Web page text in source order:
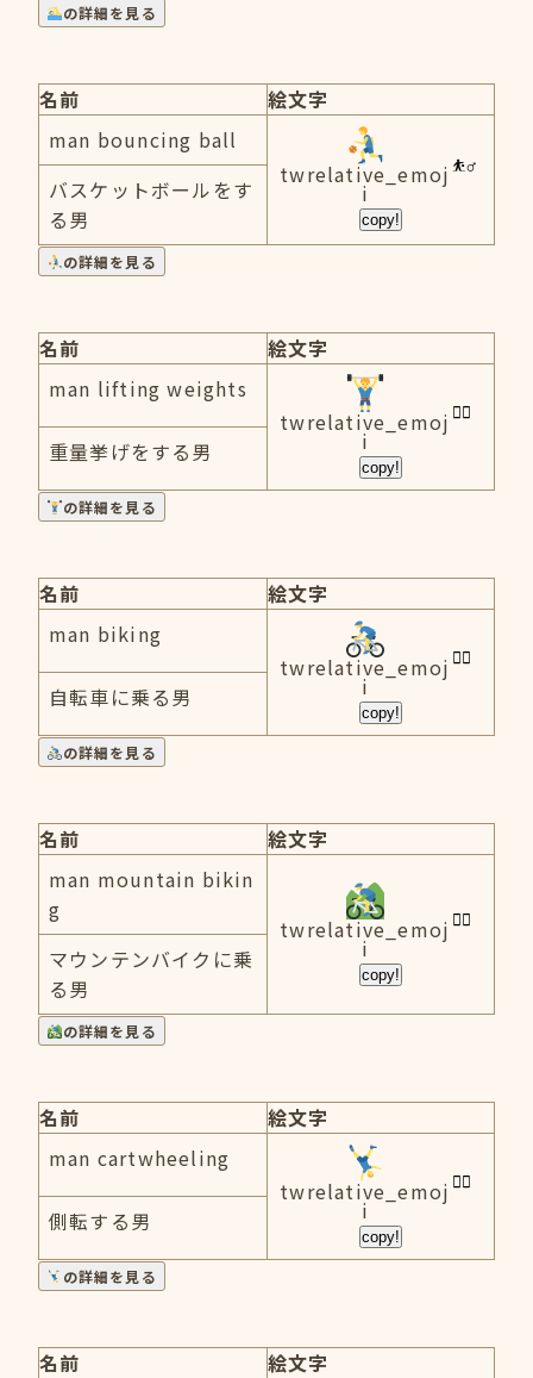
の詳細を見る
名前
絵文字
man bouncing ball
twrelative_emoj
i
copy!
バスケットボールをす
る男
の詳細を見る
名前
絵文字
man lifting weights
twrelative_emoj
i
copy!
重量挙げをする男
の詳細を見る
名前
絵文字
man biking
twrelative_emoj
i
copy!
自転車に乗る男
の詳細を見る
名前
絵文字
man mountain bikin
g
twrelative_emoj
i
copy!
マウンテンバイクに乗
る男
の詳細を見る
名前
絵文字
man cartwheeling
twrelative_emoj
i
copy!
側転する男
の詳細を見る
名前
絵文字